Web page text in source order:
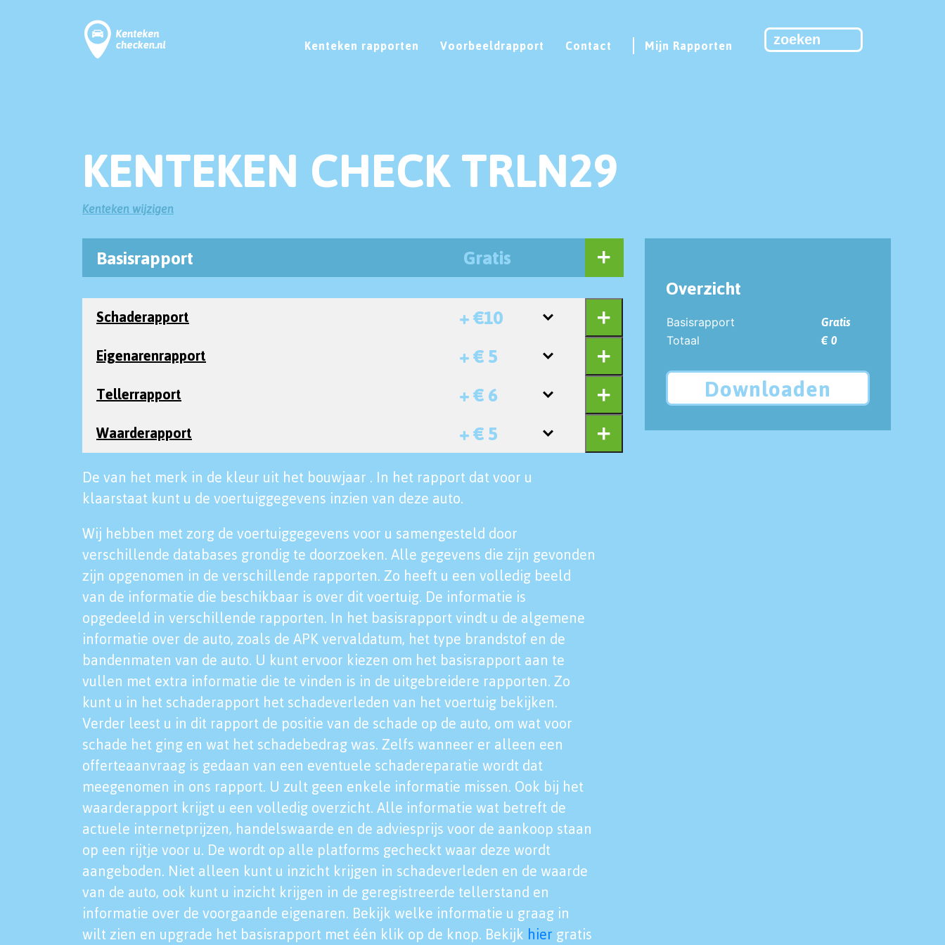
Kenteken rapporten Voorbeeldrapport Contact Mijn Rapporten
KENTEKEN CHECK TRLN29
Kenteken wijzigen
Basisrapport Gratis
Schaderapport + €10
Eigenarenrapport + € 5
Tellerrapport + € 6
Waarderapport + € 5
De van het merk in de kleur uit het bouwjaar . In het rapport dat voor u
klaarstaat kunt u de voertuiggegevens inzien van deze auto.
Wij hebben met zorg de voertuiggegevens voor u samengesteld door
verschillende databases grondig te doorzoeken. Alle gegevens die zijn gevonden
zijn opgenomen in de verschillende rapporten. Zo heeft u een volledig beeld
van de informatie die beschikbaar is over dit voertuig. De informatie is
opgedeeld in verschillende rapporten. In het basisrapport vindt u de algemene
informatie over de auto, zoals de APK vervaldatum, het type brandstof en de
bandenmaten van de auto. U kunt ervoor kiezen om het basisrapport aan te
vullen met extra informatie die te vinden is in de uitgebreidere rapporten. Zo
kunt u in het schaderapport het schadeverleden van het voertuig bekijken.
Verder leest u in dit rapport de positie van de schade op de auto, om wat voor
schade het ging en wat het schadebedrag was. Zelfs wanneer er alleen een
offerteaanvraag is gedaan van een eventuele schadereparatie wordt dat
meegenomen in ons rapport. U zult geen enkele informatie missen. Ook bij het
waarderapport krijgt u een volledig overzicht. Alle informatie wat betreft de
actuele internetprijzen, handelswaarde en de adviesprijs voor de aankoop staan
op een rijtje voor u. De wordt op alle platforms gecheckt waar deze wordt
aangeboden. Niet alleen kunt u inzicht krijgen in schadeverleden en de waarde
van de auto, ook kunt u inzicht krijgen in de geregistreerde tellerstand en
informatie over de voorgaande eigenaren. Bekijk welke informatie u graag in
wilt zien en upgrade het basisrapport met één klik op de knop. Bekijk hier gratis
Overzicht
Basisrapport
Gratis
Totaal
€ 0
Downloaden